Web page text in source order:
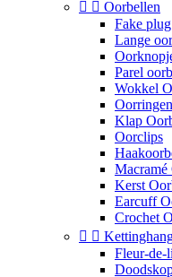
  Oorbellen
Fake
Lange
Parel
Wokkel
Oorringen
Klap
Oorclips
Macramé
Kerst
Earcuff
Crochet
 
Fleur-de-